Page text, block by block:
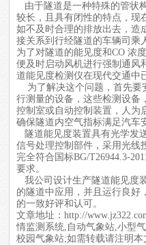
由于隧道是一种特殊的管状
较长，且具有闭性的特点，现
如不及时合理的排放出去，造
接关系到行经隧道的车辆司乘
为了对隧道的能见度和CO 浓
便及时启动风机进行强制通风
道能见度检测仪在现代交通中
为了解决这个问题，首先要
行测量的设备，这些检测设备
控制室或自动控制装置，人为
确保隧道内空气指标满足汽车
隧道能见度装置具有光学发
信号处理控制部件，采用光线
完全符合国标BG/T26944.3-
要求。
我公司设计生产隧道能见度
的隧道中应用，并且运行良好
的一致好评和认可。
文章地址：http://
情监测系统,自动气象站,小型
校园气象站;如需转载请注明本